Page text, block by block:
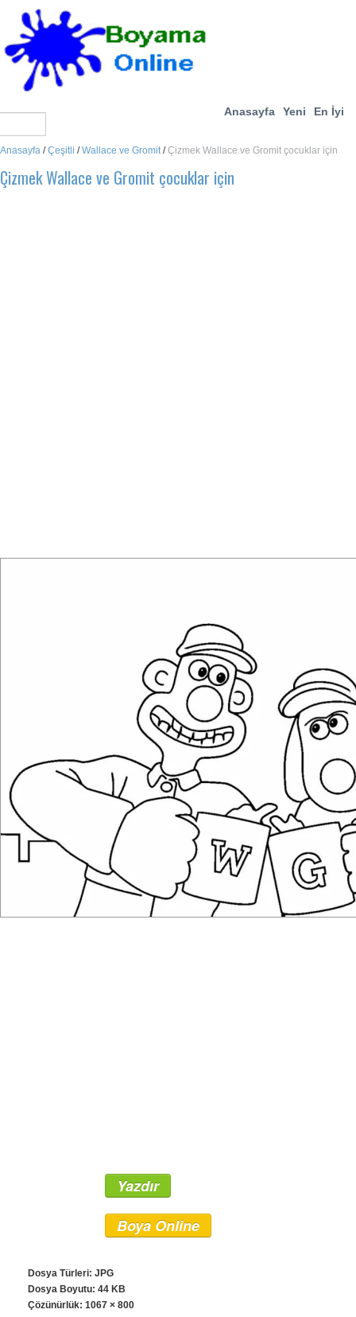
Anasayfa Yeni En İyi
Anasayfa /Çeşitli /Wallace ve Gromit/Çizmek Wallace ve Gromit çocuklar için
Çizmek Wallace ve Gromit çocuklar için
Yazdır
Boya Online
Dosya Türleri: JPG
Dosya Boyutu: 44 KB
Çözünürlük: 1067 × 800